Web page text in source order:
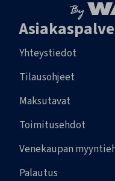
Yhteystiedot
Tilausohjeet
Maksutavat
Toimitusehdot
Venekaupan
Palautus